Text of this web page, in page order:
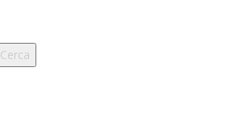
Cerca